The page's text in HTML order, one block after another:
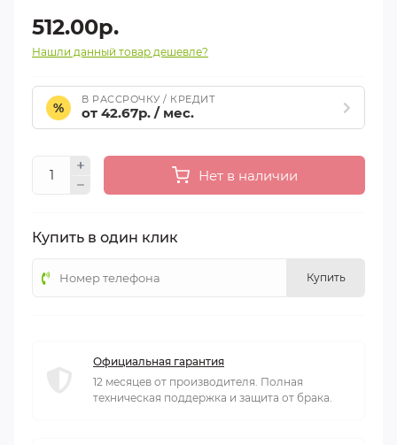
512.00р.
Нашли данный товар дешевле?
%
В РАССРОЧКУ / КРЕДИТ
от 42.67р. / мес.
Нет в наличии
Купить в один клик
Купить
Официальная гарантия
12 месяцев от производителя. Полная
техническая поддержка и защита от брака.